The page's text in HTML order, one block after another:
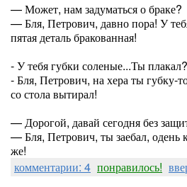
— Может, нам задуматься о браке?
— Бля, Петрович, давно пора! У
пятая деталь бракованная!
- У тебя губки соленые...Ты плакал?
- Бля, Петрович, на хера ты губку-
со стола вытирал!
— Дорогой, давай сегодня без
— Бля, Петрович, ты заебал, одень
же!
комментарии: 4 понравилось!